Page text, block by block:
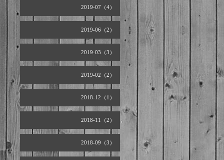
2019-07（4）
2019-06（2）
2019-03（3）
2019-02（2）
2018-12（1）
2018-11（2）
2018-09（3）